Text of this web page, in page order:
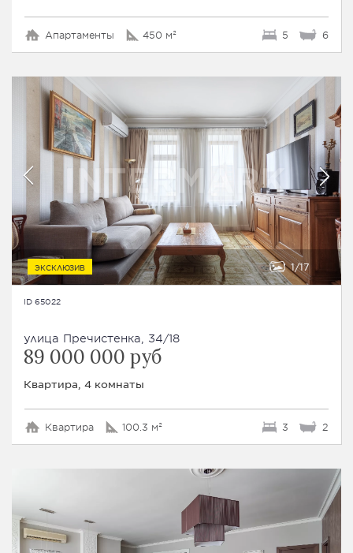
Апартаменты 450 м² 5 6
ЭКСКЛЮЗИВ 1 17
ID 65022
улица Пречистенка, 34/18
89 000 000 руб
Квартира, 4 комнаты
Квартира 100.3 м² 3 2